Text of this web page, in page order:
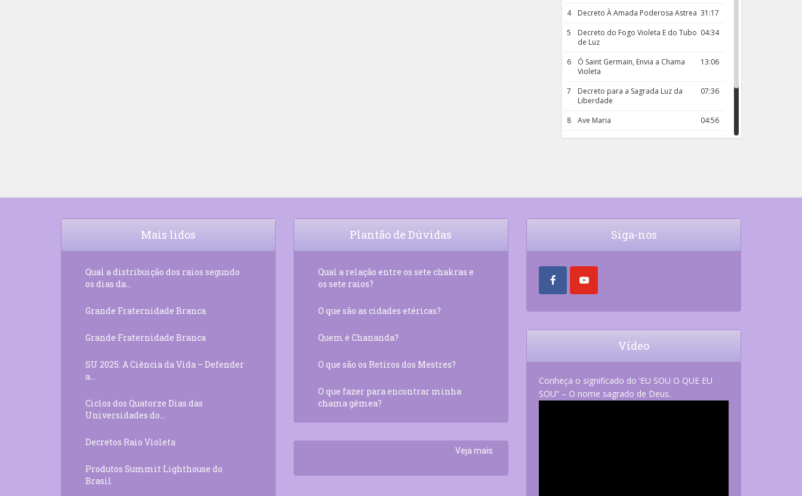
4
31:17
Decreto À Amada Poderosa Astrea
5
04:34
Decreto do Fogo Violeta E do Tubo
de Luz
6
13:06
Ó Saint Germain, Envia a Chama
Violeta
7
07:36
Decreto para a Sagrada Luz da
Liberdade
8
04:56
Ave Maria
9
18:00
Rosário da Criança
Mais lidos
Qual a distribuição dos raios segundo
os dias da...
Grande Fraternidade Branca
Grande Fraternidade Branca
SU 2025: A Ciência da Vida – Defender
a...
Ciclos dos Quatorze Dias das
Universidades do...
Decretos Raio Violeta
Produtos Summit Lighthouse do
Brasil
Plantão de Dúvidas
Qual a relação entre os sete chakras e
os sete raios?
O que são as cidades etéricas?
Quem é Chananda?
O que são os Retiros dos Mestres?
O que fazer para encontrar minha
chama gêmea?
Veja mais
Siga-nos
Vídeo
Conheça o significado do ‘EU SOU O QUE EU
SOU” – O nome sagrado de Deus.